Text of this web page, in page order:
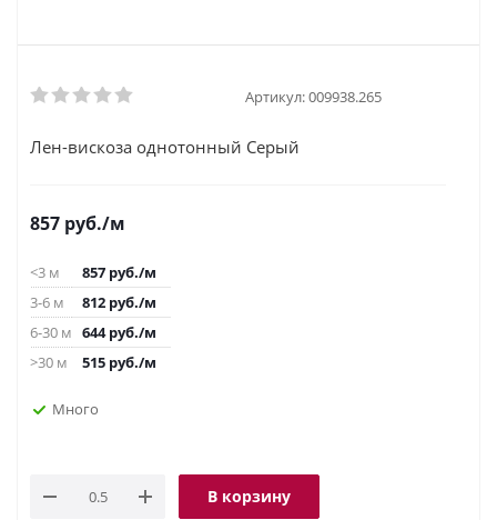
Артикул:009938.265
Лен-вискоза однотонный Серый
857 руб./м
<3 м 857 руб./м
3-6 м
812 руб./м
6-30 м 644руб./м
>30 м
515 руб./м
Много
В корзину